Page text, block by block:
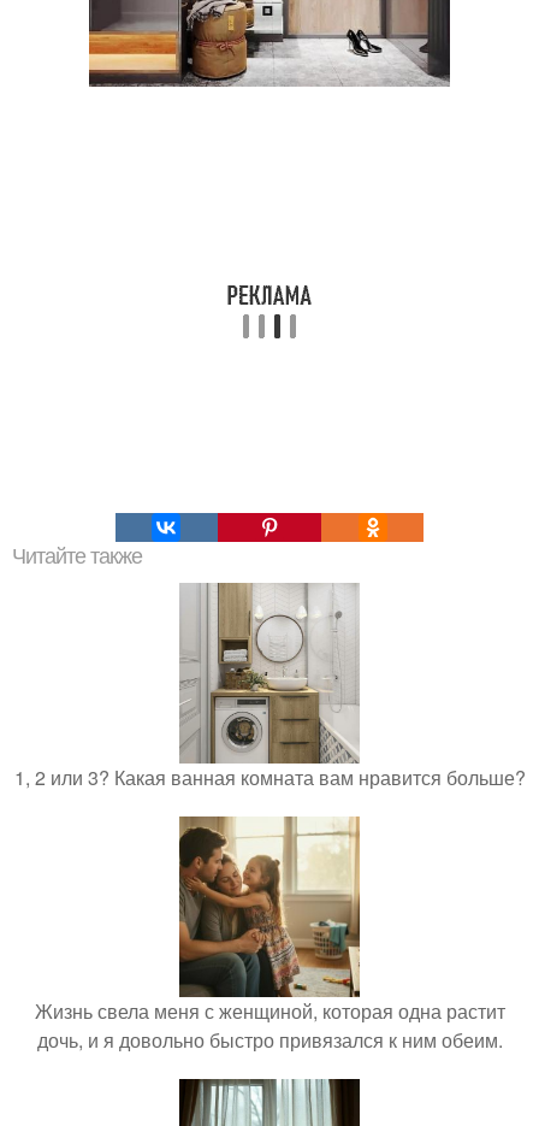
Читайте также
1, 2 или 3? Какая ванная комната вам нравится больше?
Жизнь свела меня с женщиной, которая одна растит
дочь, и я довольно быстро привязался к ним обеим.